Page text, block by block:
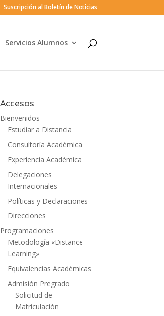
Suscripción al Boletín de Noticias
Servicios Alumnos
Accesos
Bienvenidos
Estudiar a Distancia
Consultoría Académica
Experiencia Académica
Delegaciones
Internacionales
Políticas y Declaraciones
Direcciones
Programaciones
Metodología «Distance
Learning»
Equivalencias Académicas
Admisión Pregrado
Solicitud de
Matriculación